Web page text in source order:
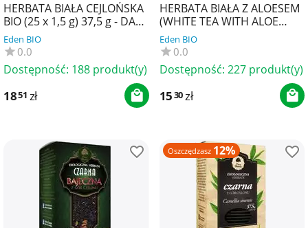
HERBATA BIAŁA CEJLOŃSKA
BIO (25 x 1,5 g) 37,5 g - DARY
NATURY
Eden BIO
0.0
Dostępność: 188 produkt(y)
1851 zł
HERBATA BIAŁA Z ALOESEM
(WHITE TEA WITH ALOE
VERA) BIO (17 x 1,8 g) 30,6 g
- YOGI TEA
Eden BIO
0.0
Dostępność: 227 produkt(y)
1530 zł
Oszczędzasz 12%